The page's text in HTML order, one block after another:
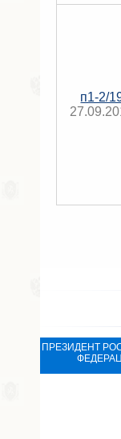
п1-2/
ПРЕЗИДЕНТ